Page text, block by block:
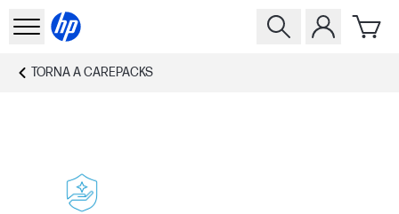
TORNA ACAREPACKS